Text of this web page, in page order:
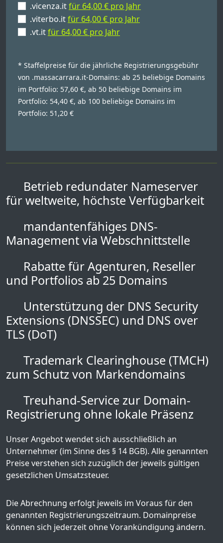
.vicenza.itfür 64,00 € pro Jahr
.viterbo.itfür 64,00 € pro Jahr
.vt.itfür 64,00 € pro Jahr
* Staffelpreise für die jährliche Registrierungsgebühr
von .massacarrara.it-Domains: ab 25 beliebige Domains
im Portfolio: 57,60 €, ab 50 beliebige Domains im
Portfolio: 54,40 €, ab 100 beliebige Domains im
Portfolio: 51,20 €
Betrieb redundater Nameserver
für weltweite, höchste Verfügbarkeit
mandantenfähiges DNS-
Management via Webschnittstelle
Rabatte für Agenturen, Reseller
und Portfolios ab 25 Domains
Unterstützung der DNS Security
Extensions (DNSSEC) und DNS over
TLS (DoT)
Trademark Clearinghouse (TMCH)
zum Schutz von Markendomains
Treuhand-Service zur Domain-
Registrierung ohne lokale Präsenz
Unser Angebot wendet sich ausschließlich an
Unternehmer (im Sinne des § 14 BGB). Alle genannten
Preise verstehen sich zuzüglich der jeweils gültigen
gesetzlichen Umsatzsteuer.
Die Abrechnung erfolgt jeweils im Voraus für den
genannten Registrierungszeitraum. Domainpreise
können sich jederzeit ohne Vorankündigung ändern.